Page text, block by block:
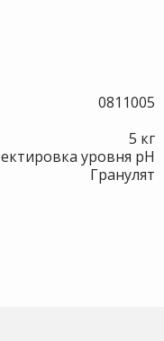
0811005
5 кг
уровня pH
Гранулят